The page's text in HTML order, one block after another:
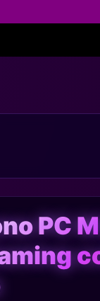
PC